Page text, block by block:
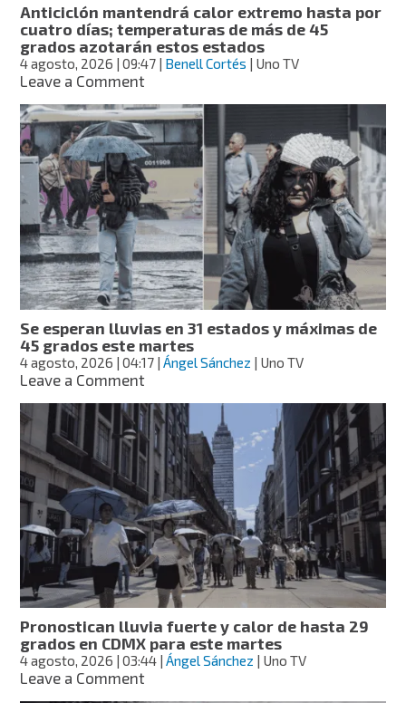
Anticiclón mantendrá calor extremo hasta por
cuatro días; temperaturas de más de 45
grados azotarán estos estados
4 agosto, 2026 | 09:47 | Benell Cortés | Uno TV
Leave a Commenton
mantendrá
calor
extremo
hasta
por
cuatro
días;
temperaturas
de
más
de
45
grados
azotarán
estos
Se esperan lluvias en 31 estados y máximas de
45 grados este martes
4 agosto, 2026 | 04:17 |Ángel Sánchez | Uno TV
Leave a Commenton
esperan
lluvias
en
31
estados
y
máximas
de
45
grados
este
martes
Pronostican lluvia fuerte y calor de hasta 29
grados en CDMX para este martes
4 agosto, 2026 | 03:44 |Ángel Sánchez | Uno TV
Leave a Commenton